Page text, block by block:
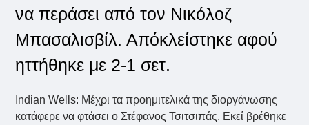
να περάσει από τον Νικόλοζ
Μπασαλισβίλ. Απόκλείστηκε αφού
ηττήθηκε με 2-1 σετ.
Indian Wells: Μέχρι τα προημιτελικά της διοργάνωσης
κατάφερε να φτάσει ο Στέφανος Τσιτσιπάς. Εκεί βρέθηκε